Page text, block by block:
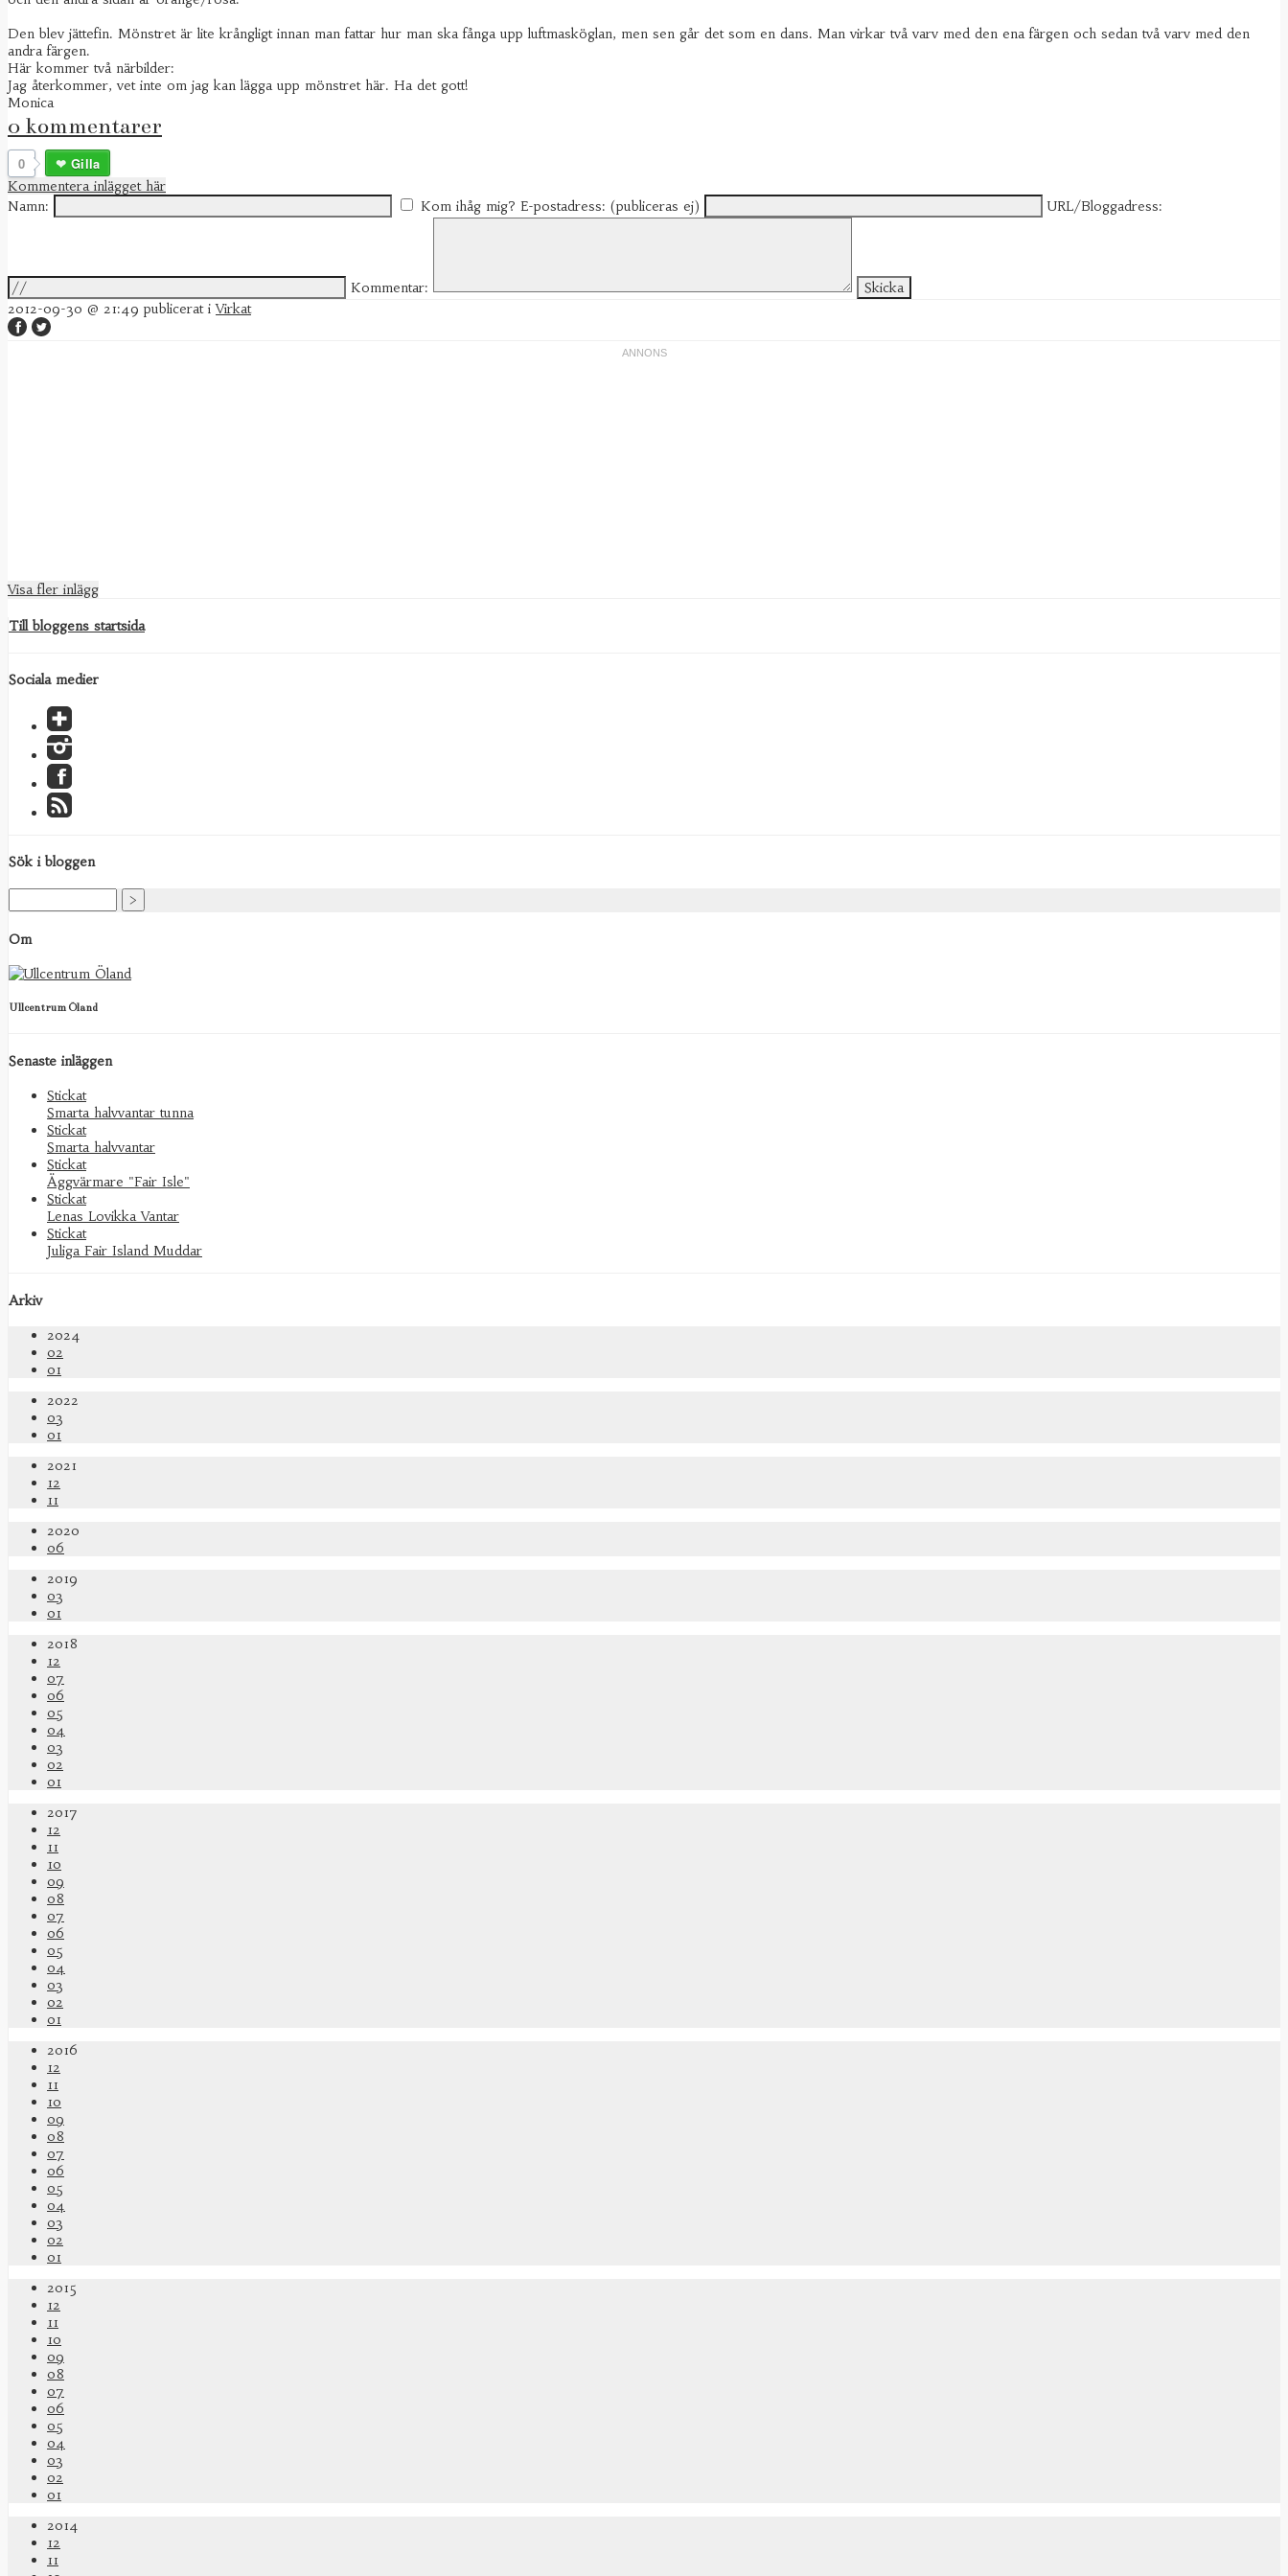
Den blev jättefin. Mönstret är lite krångligt innan man fattar hur man ska fånga upp luftmasköglan, men sen går det som en dans. Man virkar två varv med den ena färgen och sedan två varv med den
andra färgen.
Här kommer två närbilder:
Jag återkommer, vet inte om jag kan lägga upp mönstret här. Ha det gott!
Monica
0 kommentarer
0 Gilla
Kommentera inlägget här
Namn:
Kom ihåg mig? E-postadress: (publiceras ej) URL/Bloggadress:
Kommentar:
2012-09-30 @ 21:49 publicerat iVirkat
Visa fler inlägg
Till bloggens startsida
Sociala medier
Sök i bloggen
Om
Ullcentrum Öland
Senaste inläggen
Stickat
Smarta halvvantar tunna
Stickat
Smarta halvvantar
Stickat
Äggvärmare "Fair Isle"
Stickat
Lenas Lovikka Vantar
Stickat
Juliga Fair Island Muddar
Arkiv
2024
02
01
2022
03
01
2021
12
11
2020
06
2019
03
01
2018
12
07
06
05
04
03
02
01
2017
12
11
10
09
08
07
06
05
04
03
02
01
2016
12
11
10
09
08
07
06
05
04
03
02
01
2015
12
11
10
09
08
07
06
05
04
03
02
01
2014
12
11